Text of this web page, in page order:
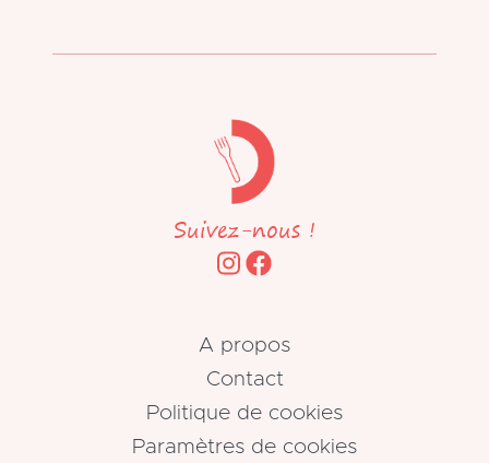
Suivez-nous !
A propos
Contact
Politique de cookies
Paramètres de cookies